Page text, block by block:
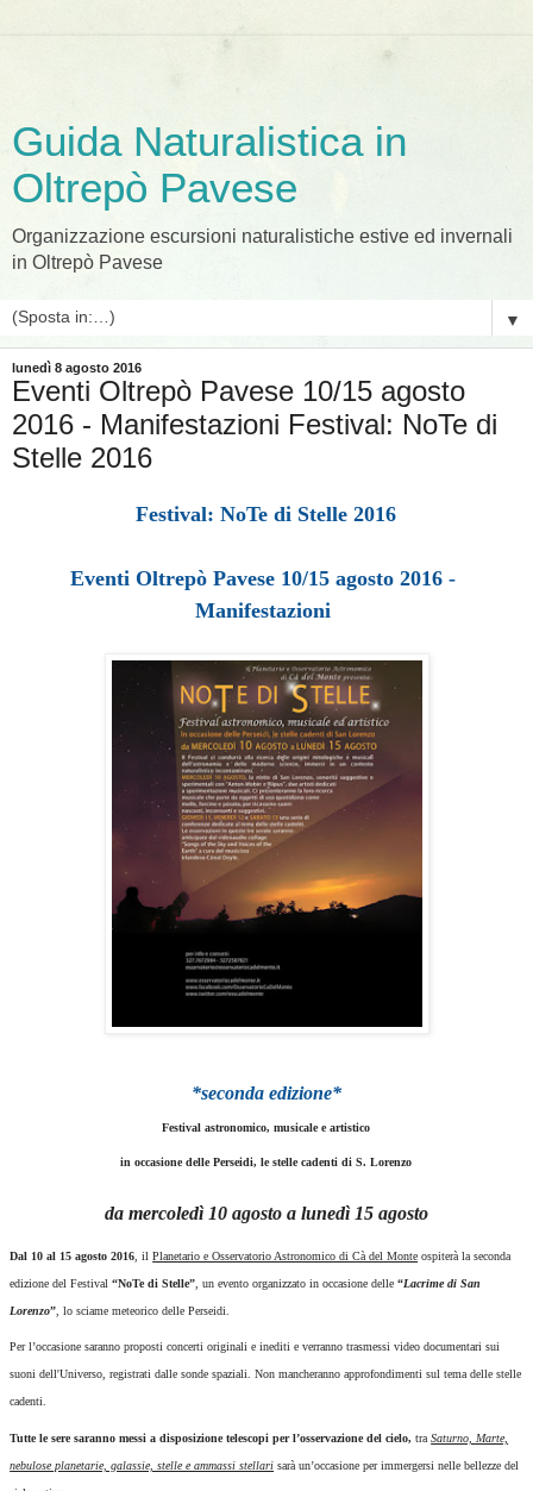
Guida Naturalistica in
Oltrepò Pavese
Organizzazione escursioni naturalistiche estive ed invernali
in Oltrepò Pavese
▼
lunedì 8 agosto 2016
Eventi Oltrepò Pavese 10/15 agosto
2016 - Manifestazioni Festival: NoTe di
Stelle 2016
Festival: NoTe di Stelle 2016
Eventi Oltrepò Pavese 10/15 agosto 2016 -
Manifestazioni
*seconda edizione*
Festival astronomico, musicale e artistico
in occasione delle Perseidi, le stelle cadenti di S. Lorenzo
da mercoledì 10 agosto a lunedì 15 agosto
Dal 10 al 15 agosto 2016 , ilPlanetario e Osservatorio Astronomico di Cà del Monte ospiterà la seconda
edizione del Festival“NoTe di Stelle” , un evento organizzato in occasione delle“Lacrime di San
Lorenzo” , lo sciame meteorico delle Perseidi.
Per l’occasione saranno proposti concerti originali e inediti e verranno trasmessi video documentari sui
suoni dell'Universo, registrati dalle sonde spaziali. Non mancheranno approfondimenti sul tema delle stelle
cadenti.
Tutte le sere saranno messi a disposizione telescopi per l’osservazione del cielo, traSaturno, Marte,
nebulose planetarie, galassie, stelle e ammassi stellari sarà un’occasione per immergersi nelle bellezze del